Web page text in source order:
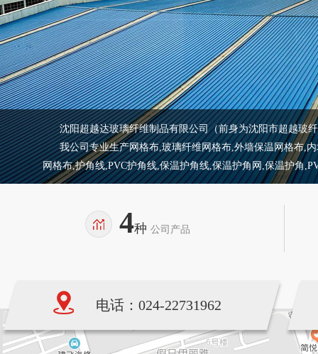
沈阳超越达玻璃纤维制品有限公司（前身为沈阳市超越玻纤
我公司专业生产网格布,玻璃纤维网格布,外墙保温网格布,内
网格布,护角线,PVC护角线,保温护角线,保温护角网,保温护角
4种 公司产品
电话：024-22731962